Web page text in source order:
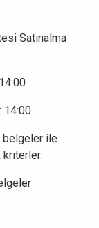
Satınalma
14:00
belgeler ile
kriterler: